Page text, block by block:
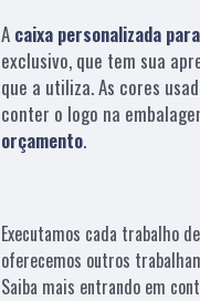
A caixa personalizada
exclusivo, que tem sua
que a utiliza. As cores
conter o logo na
orçamento.
Executamos cada trabalho
oferecemos outros
Saiba mais entrando em